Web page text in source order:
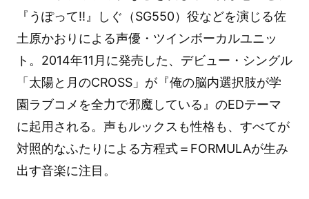
『うぽって!!』しぐ（SG550）役などを演じる佐
土原かおりによる声優・ツインボーカルユニッ
ト。2014年11月に発売した、デビュー・シングル
「太陽と月のCROSS」が『俺の脳内選択肢が学
園ラブコメを全力で邪魔している』のEDテーマ
に起用される。声もルックスも性格も、すべてが
対照的なふたりによる方程式＝FORMULAが生み
出す音楽に注目。